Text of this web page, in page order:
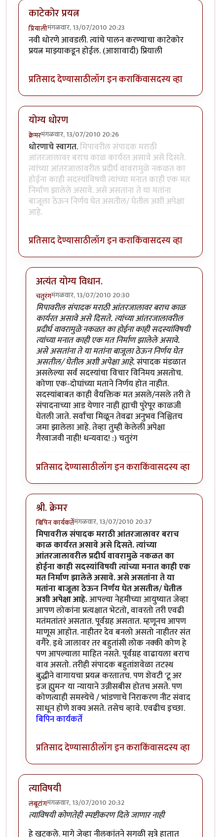
काटेकोर प्रयत्न
प्रियालीमंगळवार, 13/07/2010 20:23
नवी धोरणे आवडली. त्यांचे पालन करण्याचा काटेकोर
प्रयत्न माझ्याकडून होईल. (आशावादी) प्रियाली
प्रतिसाद देण्यासाठीलॉग इन कराकिंवासदस्य व्हा
योग्य धोरण
क्रेमरमंगळवार, 13/07/2010 20:26
धोरणाचे स्वागत.मिपावरील संपादक मराठी
आंतरजालावर बराच काळ कार्यरत असावे असे दिसते.
त्यांच्या आंतरजालावरील प्रदीर्घ वावरामुळे नकळत का
होईना काही सदस्यांविषयी त्यांच्या मनात काही एक मत
निर्माण झालेले असावे. असे असतांना ते या मतांना
बाजूला ठेऊन निर्णय घेत असतील/ घेतील अशी अपेक्षा
आहे.
प्रतिसाद देण्यासाठीलॉग इन कराकिंवासदस्य व्हा
अत्यंत योग्य विधान.
चतुरंगमंगळवार, 13/07/2010 20:30
In reply toयोग्य धोरणbyक्रेमर
मिपावरील संपादक मराठी आंतरजालावर बराच काळ
कार्यरत असावे असे दिसते. त्यांच्या आंतरजालावरील
प्रदीर्घ वावरामुळे नकळत का होईना काही सदस्यांविषयी
त्यांच्या मनात काही एक मत निर्माण झालेले असावे.
असे असतांना ते या मतांना बाजूला ठेऊन निर्णय घेत
असतील/ घेतील अशी अपेक्षा आहे.संपादक मंडळात
असलेल्या सर्व सदस्यांचा विचार विनिमय असतोच.
कोणा एक-दोघांच्या मताने निर्णय होत नाहीत.
सदस्यांबाबत काही वैयक्तिक मत असले/नसले तरी ते
संपादनाच्या आड येणार नाही ह्याची पुरेपूर काळजी
घेतली जाते. सर्वांचा मिळून तेवढा अनुभव निश्चितच
जमा झालेला आहे. तेव्हा तुम्ही केलेली अपेक्षा
गैरवाजवी नाही! धन्यवाद! :) चतुरंग
प्रतिसाद देण्यासाठीलॉग इन कराकिंवासदस्य व्हा
श्री. क्रेमर
बिपिन कार्यकर्तेमंगळवार, 13/07/2010 20:37
In reply toयोग्य धोरणbyक्रेमर
मिपावरील संपादक मराठी आंतरजालावर बराच
काळ कार्यरत असावे असे दिसते. त्यांच्या
आंतरजालावरील प्रदीर्घ वावरामुळे नकळत का
होईना काही सदस्यांविषयी त्यांच्या मनात काही एक
मत निर्माण झालेले असावे. असे असतांना ते या
मतांना बाजूला ठेऊन निर्णय घेत असतील/ घेतील
अशी अपेक्षा आहे.आपल्या नेहमीच्या आयुष्यात जेव्हा
आपण लोकांना प्रत्यक्षात भेटतो, वावरतो तरी एवढी
मतंमतांतरं असतात. पूर्वग्रह असतात. म्हणूनच आपण
माणूस आहोत. नाहीतर देव बनलो असतो नाहीतर संत
वगैरे. इथे जालावर तर बहुतांसी लोक नक्की कोण हे
पण आपल्याला माहित नसते. पूर्वग्रह वाढायला बराच
वाव असतो. तरीही संपादक बहुतांशवेळा तटस्थ
बुद्धीने वागायचा प्रयत्न करतातच. पण शेवटी 'टू अर
इज ह्युमन' या न्यायाने उन्नीसबीस होतच असते. पण
कोणत्याही समस्येचे / भांडणाचे निराकरण नीट संवाद
साधून होणे शक्य असते. तसेच व्हावे. एवढीच इच्छा.
बिपिन कार्यकर्ते
प्रतिसाद देण्यासाठीलॉग इन कराकिंवासदस्य व्हा
त्याविषयी
लंबूटांगमंगळवार, 13/07/2010 20:32
त्याविषयी कोणतेही स्पष्टीकरण दिले जाणार नाही
हे खटकले. मागे जेव्हा नीलकांतने सगळी सूत्रे हातात